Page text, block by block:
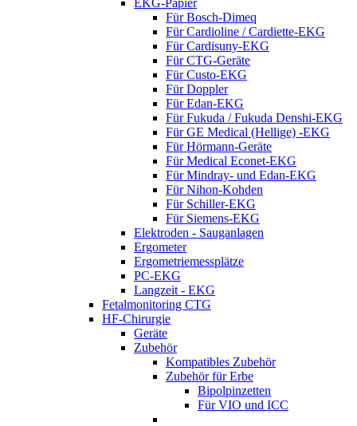
EKG-Papier
Für Bosch-Dimeq
Für Cardioline / Cardiette-EKG
Für Cardisuny-EKG
Für CTG-Geräte
Für Custo-EKG
Für Doppler
Für Edan-EKG
Für Fukuda / Fukuda Denshi-EKG
Für GE Medical (Hellige) -EKG
Für Hörmann-Geräte
Für Medical Econet-EKG
Für Mindray- und Edan-EKG
Für Nihon-Kohden
Für Schiller-EKG
Für Siemens-EKG
Elektroden - Sauganlagen
Ergometer
Ergometriemessplätze
PC-EKG
Langzeit - EKG
Fetalmonitoring CTG
HF-Chirurgie
Geräte
Zubehör
Kompatibles Zubehör
Zubehör für Erbe
Bipolpinzetten
Für VIO und ICC